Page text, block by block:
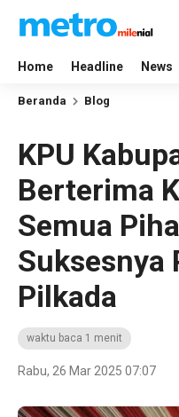
Home Headline News
Beranda Blog
KPU
Berterima
Semua
Suksesnya
Pilkada
waktu baca 1 menit
Rabu, 26 Mar 2025 07:07